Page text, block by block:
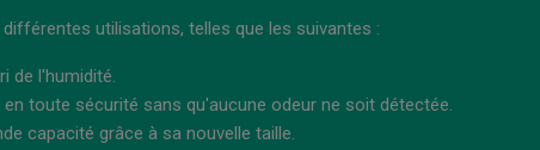
utilisations, telles que les suivantes :
de l'humidité.
en toute sécurité sans qu'aucune odeur ne soit détectée.
capacité grâce à sa nouvelle taille.